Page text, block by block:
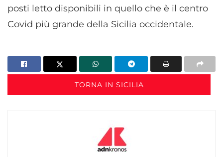
posti letto disponibili in quello che è il centro
Covid più grande della Sicilia occidentale.
TORNA IN SICILIA